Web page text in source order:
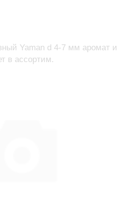
Yaman d 4-7 мм аромат и
в ассортим.